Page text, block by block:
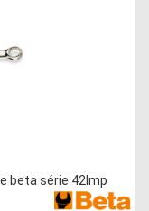
beta série 42lmp